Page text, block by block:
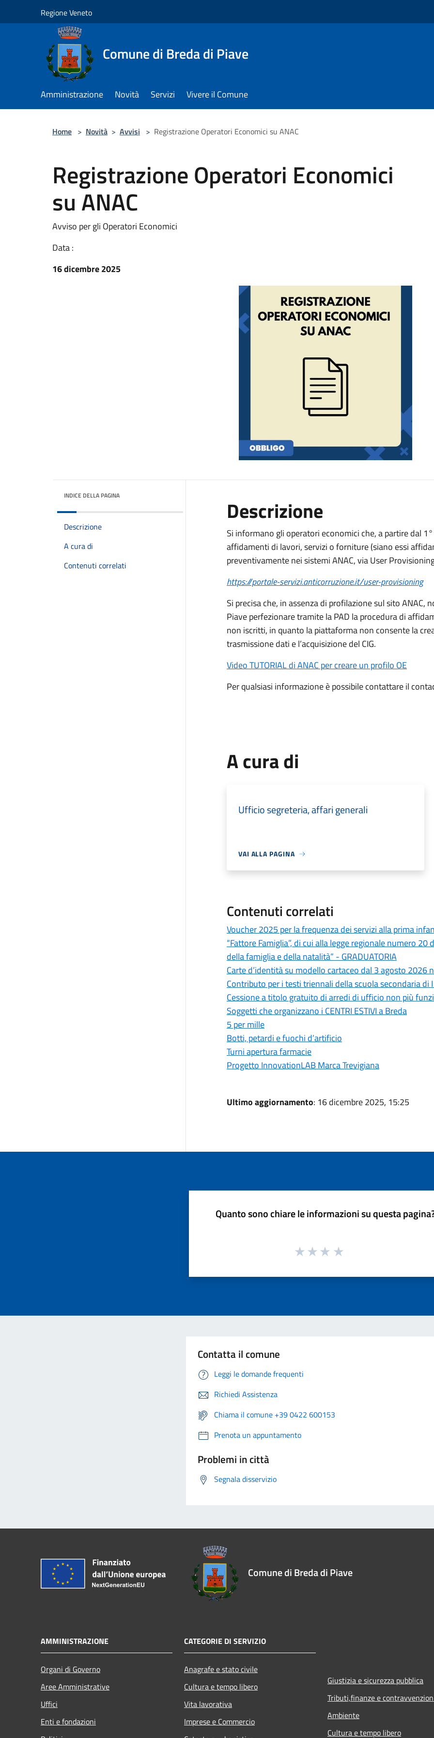
Regione Veneto
Comune di Breda di Piave
Amministrazione Novità Servizi Vivere il Comune
Home > Novità > Avvisi > Registrazione Operatori Economici su ANAC
Registrazione Operatori Economici
su ANAC
Avviso per gli Operatori Economici
Data :
16 dicembre 2025
INDICE DELLA PAGINA
Descrizione
A cura di
Contenuti correlati
Descrizione
Si informano gli operatori economici che, a partire dal
affidamenti di lavori, servizi o forniture (siano essi
preventivamente nei sistemi ANAC, via User
https://portale-servizi.anticorruzione.it/user-provisioning
Si precisa che, in assenza di profilazione sul sito ANAC,
Piave perfezionare tramite la PAD la procedura di
non iscritti, in quanto la piattaforma non consente la
trasmissione dati e l’acquisizione del CIG.
Video TUTORIAL di ANAC per creare un profilo OE
Per qualsiasi informazione è possibile contattare il
A cura di
Ufficio segreteria, affari generali
VAI ALLA PAGINA
Contenuti correlati
Voucher 2025 per la frequenza dei servizi alla prima
“Fattore Famiglia”, di cui alla legge regionale numero
della famiglia e della natalità” - GRADUATORIA
Carte d’identità su modello cartaceo dal 3 agosto 2026
Contributo per i testi triennali della scuola secondaria di
Cessione a titolo gratuito di arredi di ufficio non più
Soggetti che organizzano i CENTRI ESTIVI a Breda
5 per mille
Botti, petardi e fuochi d’artificio
Turni apertura farmacie
Progetto InnovationLAB Marca Trevigiana
Ultimo aggiornamento: 16 dicembre 2025, 15:25
Quanto sono chiare le informazioni su questa
Contatta il comune
Leggi le domande frequenti
Richiedi Assistenza
Chiama il comune +39 0422 600153
Prenota un appuntamento
Problemi in città
Segnala disservizio
Comune di Breda di Piave
AMMINISTRAZIONE
Organi di Governo
Aree Amministrative
Uffici
Enti e fondazioni
CATEGORIE DI SERVIZIO
Anagrafe e stato civile
Cultura e tempo libero
Vita lavorativa
Imprese e Commercio
Giustizia e sicurezza pubblica
Tributi,finanze e
Ambiente
Cultura e tempo libero